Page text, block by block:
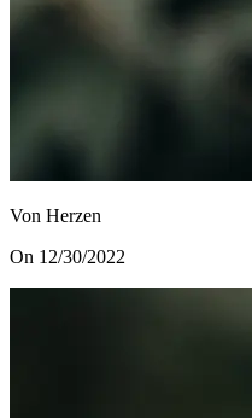
Von Herzen
On 12/30/2022